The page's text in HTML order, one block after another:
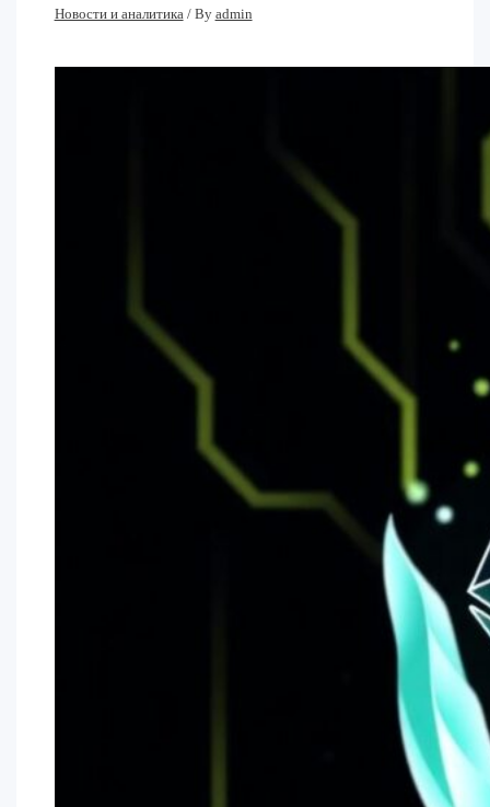
Новости и аналитика/ By admin